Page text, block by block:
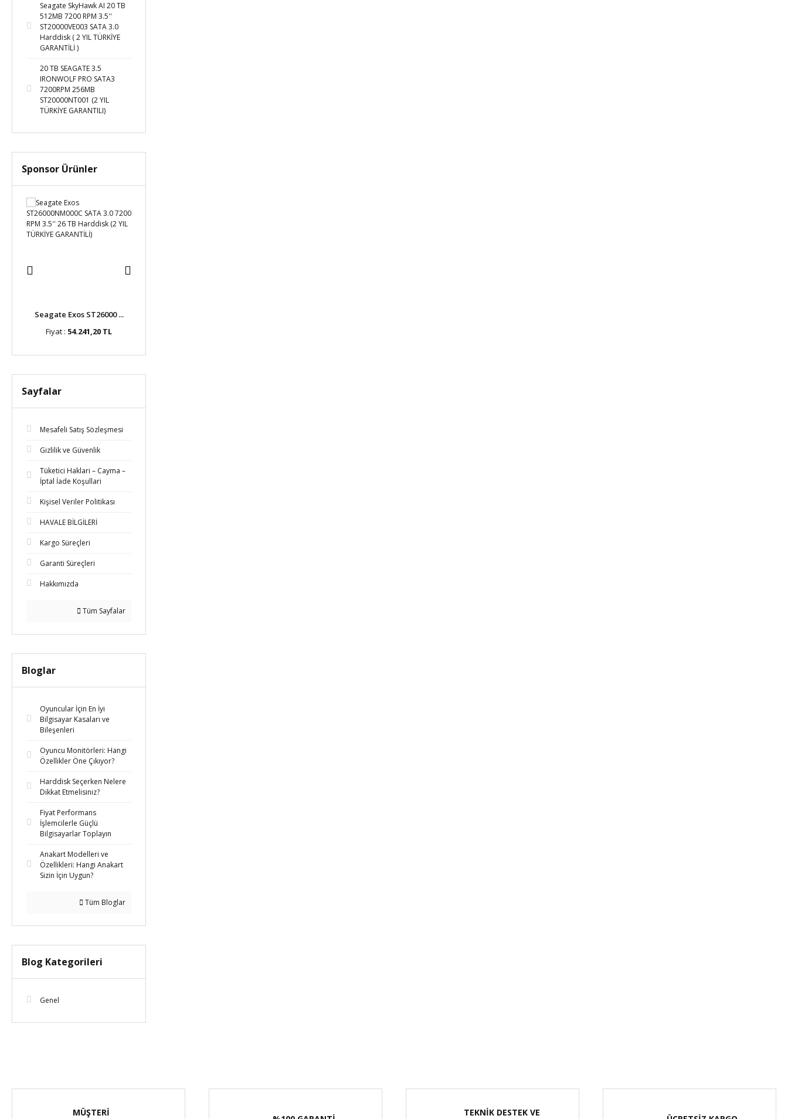
Seagate SkyHawk AI 20 TB
512MB 7200 RPM 3.5''
ST20000VE003 SATA 3.0
Harddisk ( 2 YIL TÜRKİYE
GARANTİLİ )
20 TB SEAGATE 3.5
IRONWOLF PRO SATA3
7200RPM 256MB
ST20000NT001 (2 YIL
TÜRKİYE GARANTILI)
Sponsor Ürünler
Seagate Exos ST26000 ...
Fiyat : 54.241,20 TL
Sayfalar
Mesafeli Satış Sözleşmesi
Gizlilik ve Güvenlik
Tüketici Haklari – Cayma –
İptal İade Koşullari
Kişisel Veriler Politikası
HAVALE BİLGİLERİ
Kargo Süreçleri
Garanti Süreçleri
Hakkımızda
Tüm Sayfalar
Bloglar
Oyuncular İçin En İyi
Bilgisayar Kasaları ve
Bileşenleri
Oyuncu Monitörleri: Hangi
Özellikler Öne Çıkıyor?
Harddisk Seçerken Nelere
Dikkat Etmelisiniz?
Fiyat Performans
İşlemcilerle Güçlü
Bilgisayarlar Toplayın
Anakart Modelleri ve
Özellikleri: Hangi Anakart
Sizin İçin Uygun?
Tüm Bloglar
Blog Kategorileri
Genel
MÜŞTERİ TEKNİK DESTEK VE